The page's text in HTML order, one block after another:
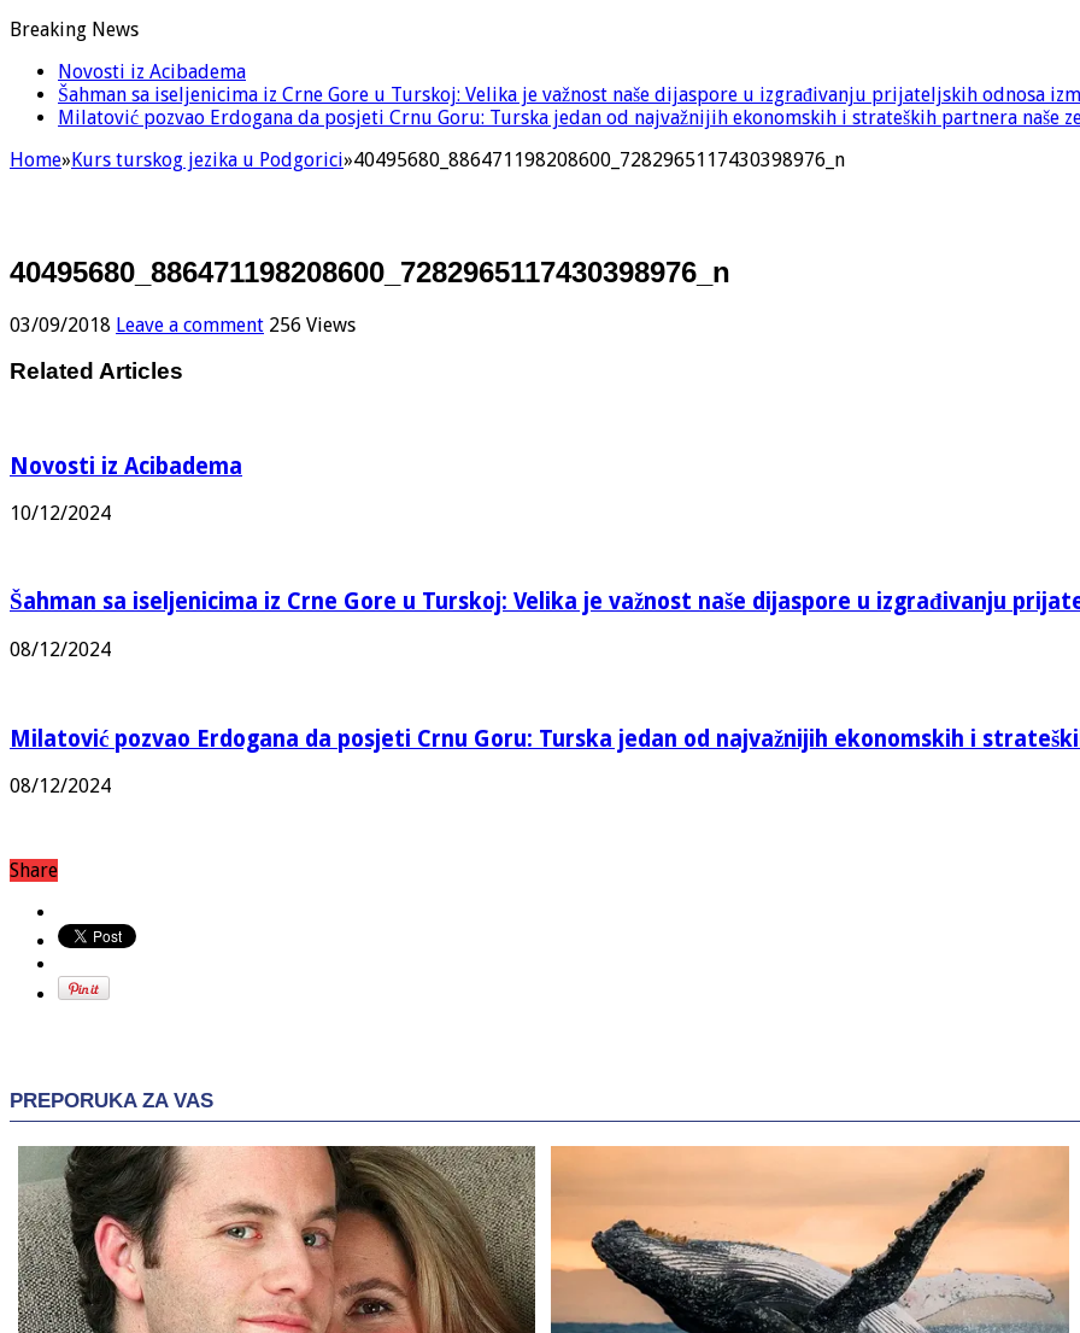
Breaking News
Novosti iz Acibadema
Šahman sa iseljenicima iz Crne Gore u Turskoj: Velika je važnost naše dijaspore u izgrađivanju prijateljskih odnosa
Milatović pozvao Erdogana da posjeti Crnu Goru: Turska jedan od najvažnijih ekonomskih i strateških partnera naše
Home»Kurs turskog jezika u Podgorici»40495680_886471198208600_7282965117430398976_n
40495680_886471198208600_7282965117430398976_n
03/09/2018 Leave a comment 256 Views
Related Articles
Novosti iz Acibadema
10/12/2024
Šahman sa iseljenicima iz Crne Gore u Turskoj: Velika je važnost naše dijaspore u izgrađivanju
08/12/2024
Milatović pozvao Erdogana da posjeti Crnu Goru: Turska jedan od najvažnijih ekonomskih i
08/12/2024
Share